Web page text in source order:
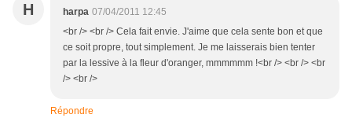
H harpa 07/04/2011 12:45
<br /> <br /> Cela fait envie. J'aime que cela sente bon et que
ce soit propre, tout simplement. Je me laisserais bien tenter
par la lessive à la fleur d'oranger, mmmmmm !<br /> <br /> <br
/> <br />
Répondre